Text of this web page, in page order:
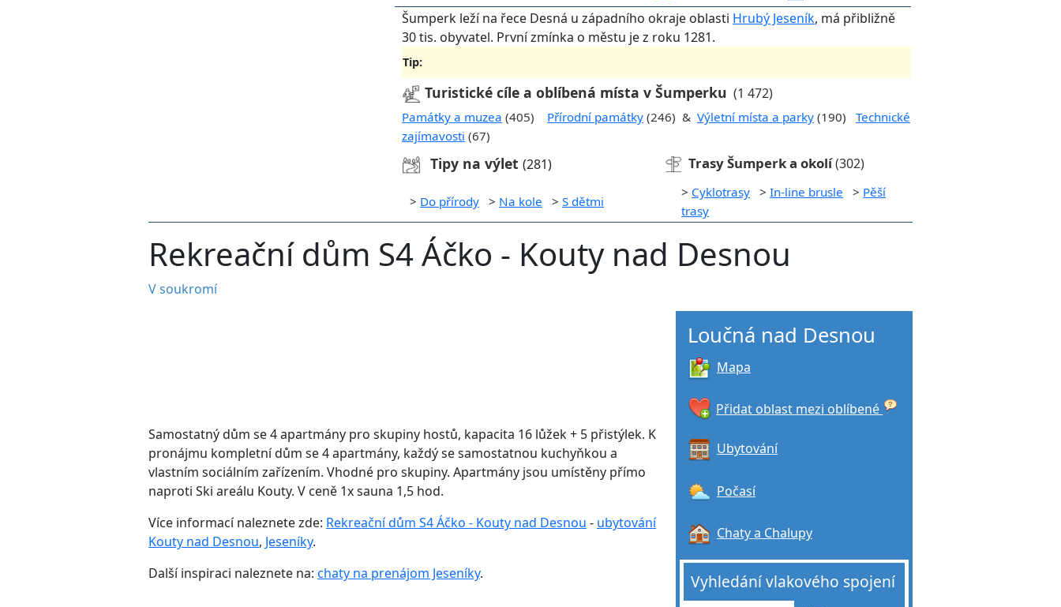
Šumperk leží na řece Desná u západního okraje oblasti Hrubý Jeseník, má přibližně
30 tis. obyvatel. První zmínka o městu je z roku 1281.
Tip:
Turistické cíle a oblíbená místa v Šumperku (1 472)
Památky a muzea (405) Přírodní památky (246) & Výletní místa a parky (190) Technické
zajímavosti (67)
Tipy na výlet (281) Trasy Šumperk a okolí(302)
> Do přírody > Na kole > S dětmi
> Cyklotrasy > In-line brusle > Pěší
trasy
Rekreační dům S4 Áčko - Kouty nad Desnou
V soukromí
Samostatný dům se 4 apartmány pro skupiny hostů, kapacita 16 lůžek + 5 přistýlek. K
pronájmu kompletní dům se 4 apartmány, každý se samostatnou kuchyňkou a
vlastním sociálním zařízením. Vhodné pro skupiny. Apartmány jsou umístěny přímo
naproti Ski areálu Kouty. V ceně 1x sauna 1,5 hod.
Více informací naleznete zde: Rekreační dům S4 Áčko - Kouty nad Desnou - ubytování
Kouty nad Desnou, Jeseníky.
Další inspiraci naleznete na: chaty na prenájom Jeseníky.
Loučná nad Desnou
Mapa
Přidat oblast mezi oblíbené
Ubytování
Počasí
Chaty a Chalupy
Vyhledání vlakového spojení